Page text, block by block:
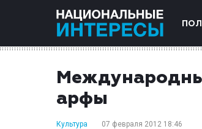
арфы
Культура 07 февраля 2012 18:46